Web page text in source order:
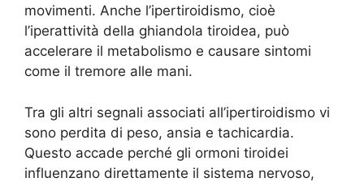
movimenti. Anche l’ipertiroidismo, cioè
l’iperattività della ghiandola tiroidea, può
accelerare il metabolismo e causare sintomi
come il tremore alle mani.
Tra gli altri segnali associati all’ipertiroidismo vi
sono perdita di peso, ansia e tachicardia.
Questo accade perché gli ormoni tiroidei
influenzano direttamente il sistema nervoso,